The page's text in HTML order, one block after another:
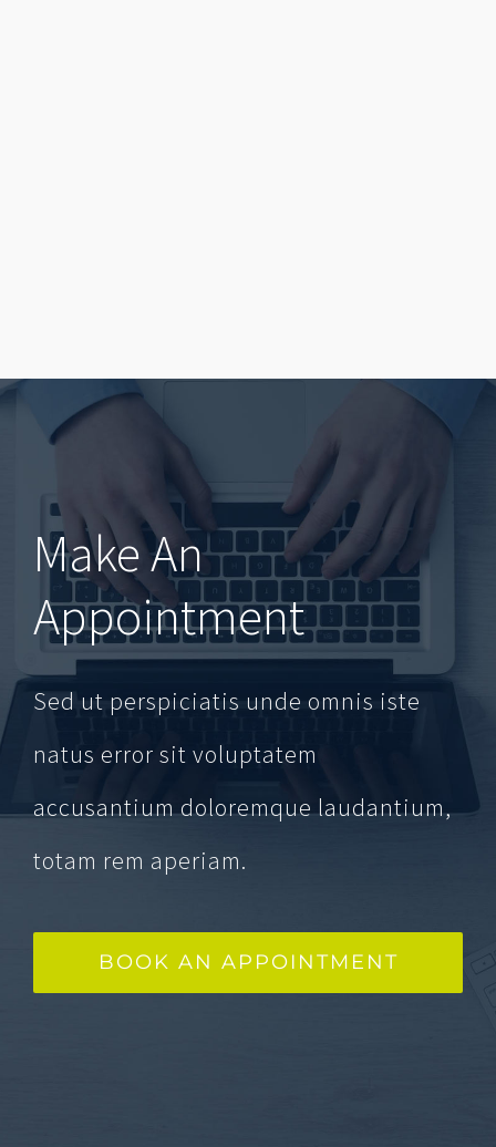
Make An
Appointment
Sed ut perspiciatis unde omnis iste
natus error sit voluptatem
accusantium doloremque laudantium,
totam rem aperiam.
BOOK AN APPOINTMENT